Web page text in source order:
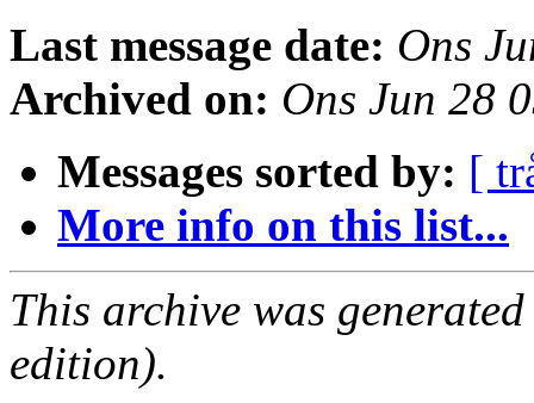
Last message date: Ons
Archived on: Ons Jun 28
Messages sorted by: [
More info on this list...
This archive was
edition).